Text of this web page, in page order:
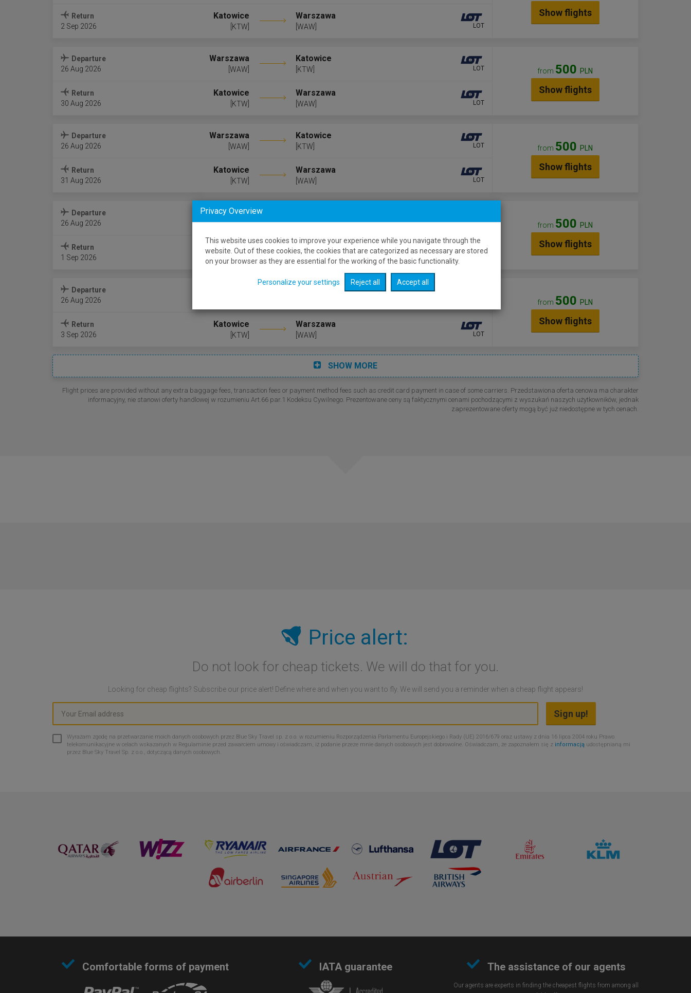
Return
2 Sep 2026
Katowice
[KTW]
Warszawa
[WAW] LOT
Show flights
Departure
26 Aug 2026
Warszawa
[WAW]
Katowice
[KTW] LOT
Return
30 Aug 2026
Katowice
[KTW]
Warszawa
[WAW] LOT
from 500PLN
Show flights
Departure
26 Aug 2026
Warszawa
[WAW]
Katowice
[KTW] LOT
Return
31 Aug 2026
Katowice
[KTW]
Warszawa
[WAW] LOT
from 500PLN
Show flights
Departure
26 Aug 2026
Warszawa
[WAW] [KTW] LOT
Return
1 Sep 2026
Katowice
[KTW]
Warszawa
[WAW]
from 500PLN
Show flights
Departure
26 Aug 2026
Katowice
Return
3 Sep 2026
Katowice
[KTW]
Warszawa
[WAW] LOT
from 500PLN
Show flights
SHOW MORE
Flight prices are provided without any extra baggage fees, transaction fees or payment method fees such as credit card payment in case of some carriers. Przedstawiona oferta cenowa ma charakter
informacyjny, nie stanowi oferty handlowej w rozumieniu Art.66 par.1 Kodeksu Cywilnego. Prezentowane ceny są faktycznymi cenami pochodzącymi z wyszukań naszych użytkowników, jednak
zaprezentowane oferty mogą być już niedostępne w tych cenach.
Price alert:
Do not look for cheap tickets. We will do that for you.
Looking for cheap flights? Subscribe our price alert! Define where and when you want to fly. We will send you a reminder when a cheap flight appears!
Wyrażam zgodę na przetwarzanie moich danych osobowych przez Blue Sky Travel sp. z o.o. w rozumieniu Rozporządzenia Parlamentu Europejskiego i Rady (UE) 2016/679 oraz ustawy z dnia 16 lipca 2004 roku Prawo
telekomunikacyjne w celach wskazanych w Regulaminie przed zawarciem umowy i oświadczam, iż podanie przeze mnie danych osobowych jest dobrowolne. Oświadczam, że zapoznałem się z informacją udostępnianą mi
przez Blue Sky Travel Sp. z o.o., dotyczącą danych osobowych.
Comfortable forms of payment IATA guarantee The assistance of our agents
Our agents are experts in finding the cheapest flights from among all
Privacy Overview
This website uses cookies to improve your experience while you navigate through the
website. Out of these cookies, the cookies that are categorized as necessary are stored
on your browser as they are essential for the working of the basic functionality.
Personalize your settings Reject all Accept all